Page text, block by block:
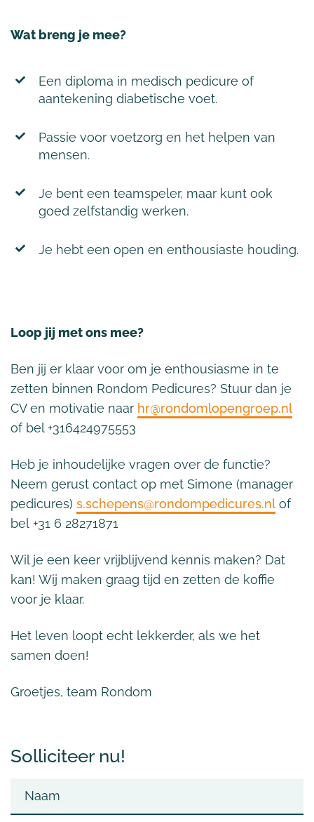
Wat breng je mee?
Een diploma in medisch pedicure of
aantekening diabetische voet.
Passie voor voetzorg en het helpen van
mensen.
Je bent een teamspeler, maar kunt ook
goed zelfstandig werken.
Je hebt een open en enthousiaste houding.
Loop jij met ons mee?
Ben jij er klaar voor om je enthousiasme in te
zetten binnen Rondom Pedicures? Stuur dan je
CV en motivatie naar hr@rondomlopengroep.nl
of bel +316424975553
Heb je inhoudelijke vragen over de functie?
Neem gerust contact op met Simone (manager
pedicures) s.schepens@rondompedicures.nl of
bel +31 6 28271871
Wil je een keer vrijblijvend kennis maken? Dat
kan! Wij maken graag tijd en zetten de koffie
voor je klaar.
Het leven loopt echt lekkerder, als we het
samen doen!
Groetjes, team Rondom
Solliciteer nu!